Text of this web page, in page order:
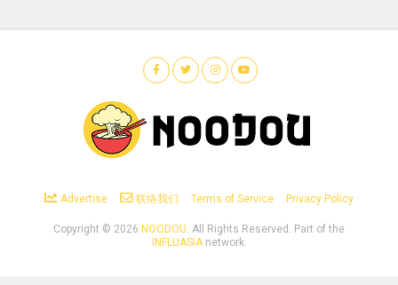
Advertise 联络我们 Terms of Service Privacy Policy
Copyright © 2026 NOODOU . All Rights Reserved. Part of the
INFLUASIAnetwork.